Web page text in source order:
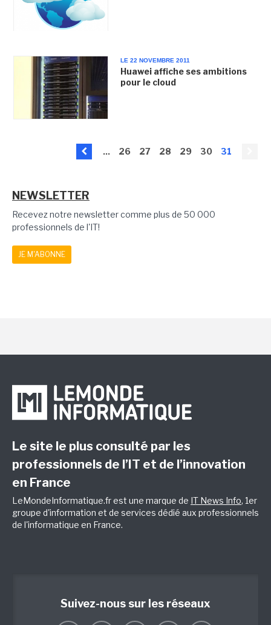
LE 22 NOVEMBRE 2011
Huawei affiche ses ambitions
pour le cloud
... 26 27 28 29 30 31
NEWSLETTER
Recevez notre newsletter comme plus de 50 000
professionnels de l'IT!
JE M'ABONNE
Le site le plus consulté par les
professionnels de l’IT et de l’innovation
en France
LeMondeInformatique.fr est une marque de IT News Info, 1er
groupe d'information et de services dédié aux professionnels
de l'informatique en France.
Suivez-nous sur les réseaux